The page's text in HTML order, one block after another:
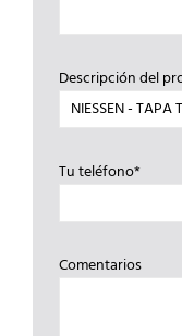
Descripción del
Tu teléfono*
Comentarios